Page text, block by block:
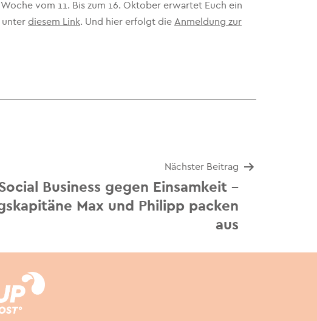
vom 11. Bis zum 16. Oktober erwartet Euch ein
unter diesem Link. Und hier erfolgt die Anmeldung zur
Nächster Beitrag
Business gegen Einsamkeit –
Max und Philipp packen
aus